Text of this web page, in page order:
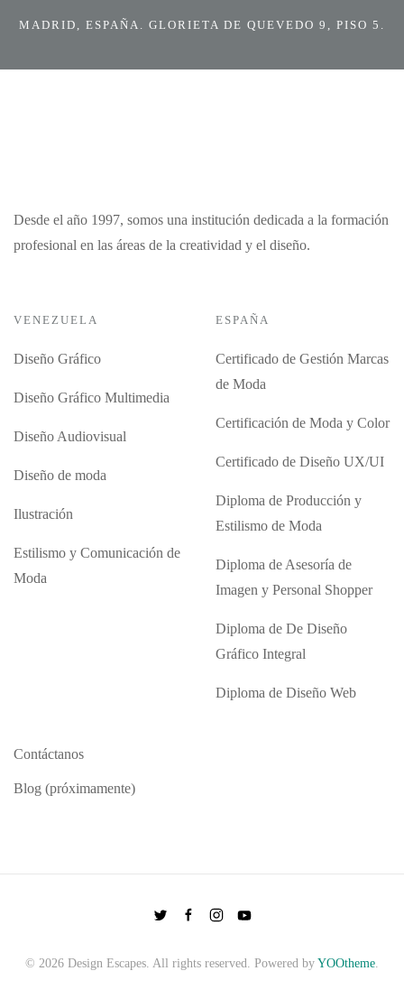
MADRID, ESPAÑA. GLORIETA DE QUEVEDO 9, PISO 5.
Desde el año 1997, somos una institución dedicada a la formación
profesional en las áreas de la creatividad y el diseño.
VENEZUELA
Diseño Gráfico
Diseño Gráfico Multimedia
Diseño Audiovisual
Diseño de moda
Ilustración
Estilismo y Comunicación de
Moda
ESPAÑA
Certificado de Gestión Marcas
de Moda
Certificación de Moda y Color
Certificado de Diseño UX/UI
Diploma de Producción y
Estilismo de Moda
Diploma de Asesoría de
Imagen y Personal Shopper
Diploma de De Diseño
Gráfico Integral
Diploma de Diseño Web
Contáctanos
Blog (próximamente)
© 2026 Design Escapes. All rights reserved. Powered by YOOtheme.